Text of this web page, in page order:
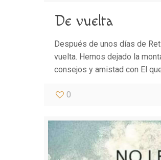
De vuelta
Después de unos días de
vuelta. Hemos dejado la
consejos y amistad con El
0